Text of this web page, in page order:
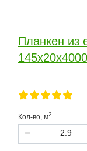
Планкен из
145x20x4000
Кол-во, м2